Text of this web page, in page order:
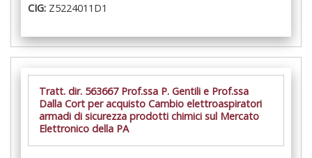
CIG: Z5224011D1
Tratt. dir. 563667 Prof.ssa P. Gentili e Prof.ssa
Dalla Cort per acquisto Cambio elettroaspiratori
armadi di sicurezza prodotti chimici sul Mercato
Elettronico della PA